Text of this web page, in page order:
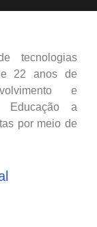
tecnologias
22 anos de
e
Educação a
por meio de